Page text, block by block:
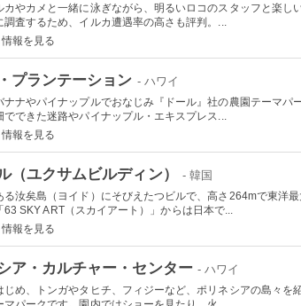
カやカメと一緒に泳ぎながら、明るいロコのスタッフと楽し
調査するため、イルカ遭遇率の高さも評判。...
報を見る
プランテーション - ハワイ
ナナやパイナップルでおなじみ『ドール』社の農園テーマパ
でできた迷路やパイナップル・エキスプレス...
報を見る
（ユクサムビルディン） - 韓国
る汝矣島（ヨイド）にそびえたつビルで、高さ264mで東洋
63 SKY ART（スカイアート）」からは日本で...
報を見る
ア・カルチャー・センター - ハワイ
じめ、トンガやタヒチ、フィジーなど、ポリネシアの島々を